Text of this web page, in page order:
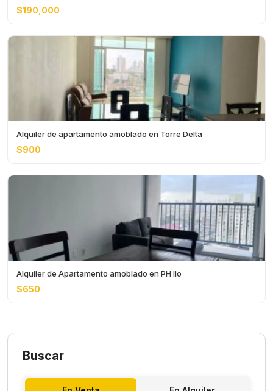
$190,000
Alquiler de apartamento amoblado en Torre Delta
$900
Alquiler de Apartamento amoblado en PH Ilo
$650
Buscar